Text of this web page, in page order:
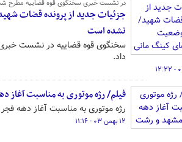
در نشست خبری سخنگوی قوه قضاییه مطرح
جزئیات جدید از پرونده قضات
نشده است
سخنگوی قوه قضاییه در نشست خبری
داد.
فیلم/ رژه موتوری به مناسبت
رژه موتوری به مناسبت آغاز دهه فجر انقلاب
۱۲ بهمن ۰۳ - ۱۱:۱۶